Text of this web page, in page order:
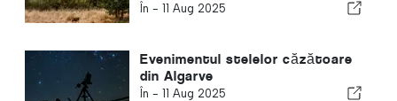
În - 11 Aug 2025
Evenimentul stelelor căzătoare
din Algarve
În - 11 Aug 2025